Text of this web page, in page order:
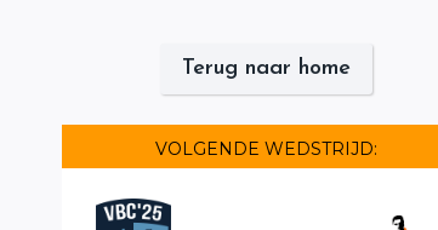
Terug naar home
VOLGENDE WEDSTRIJD: